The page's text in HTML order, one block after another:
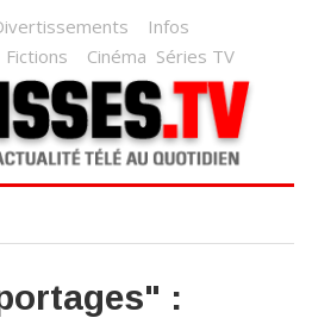
Infos
Fictions Cinéma Séries TV
: